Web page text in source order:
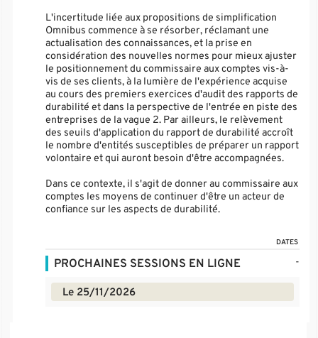
L'incertitude liée aux propositions de simplification
Omnibus commence à se résorber, réclamant une
actualisation des connaissances, et la prise en
considération des nouvelles normes pour mieux ajuster
le positionnement du commissaire aux comptes vis-à-
vis de ses clients, à la lumière de l'expérience acquise
au cours des premiers exercices d'audit des rapports de
durabilité et dans la perspective de l'entrée en piste des
entreprises de la vague 2. Par ailleurs, le relèvement
des seuils d'application du rapport de durabilité accroît
le nombre d'entités susceptibles de préparer un rapport
volontaire et qui auront besoin d'être accompagnées.
Dans ce contexte, il s'agit de donner au commissaire aux
comptes les moyens de continuer d'être un acteur de
confiance sur les aspects de durabilité.
DATES
PROCHAINES SESSIONS EN LIGNE -
Le 25/11/2026